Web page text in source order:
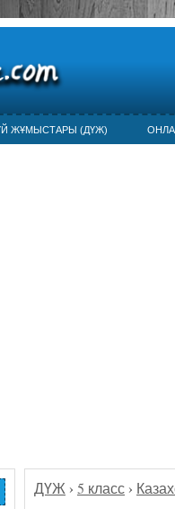
ЖҰМЫСТАРЫ (ДҮЖ)
ДҮЖ › 5 класс ›